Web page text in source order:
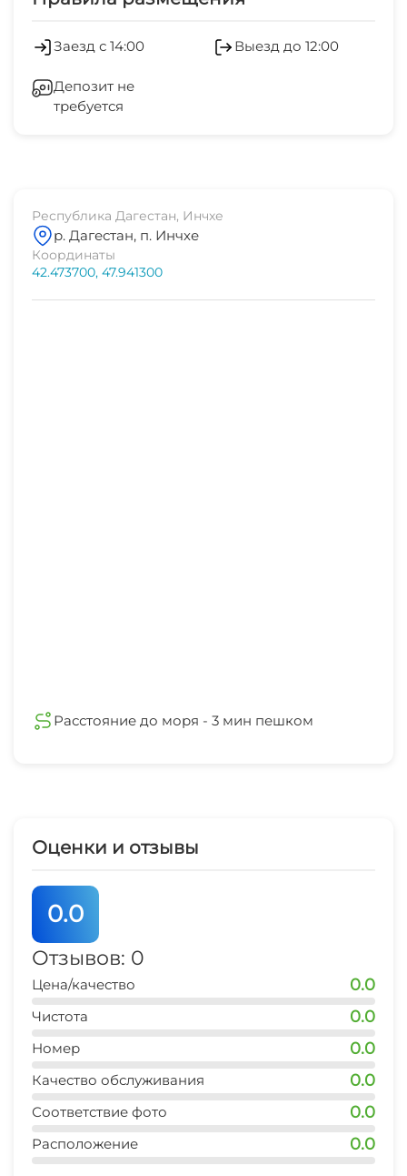
Заезд с 14:00 Выезд до 12:00
Депозит не
требуется
Республика Дагестан, Инчхе
р. Дагестан, п. Инчхе
Координаты
42.473700, 47.941300
Расстояние до моря - 3 мин пешком
Оценки и отзывы
0.0
Отзывов: 0
Цена/качество 0.0
Чистота 0.0
Номер 0.0
Качество обслуживания 0.0
Соответствие фото 0.0
Расположение 0.0